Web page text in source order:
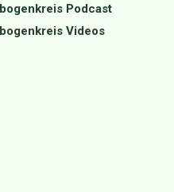
Podcast
Videos